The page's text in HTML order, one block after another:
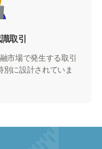
取引
市場で発生する取引
に設計されていま